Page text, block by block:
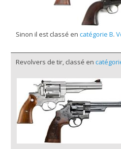
Sinon il est classé encatégorie B.
Revolvers de tir, classé en